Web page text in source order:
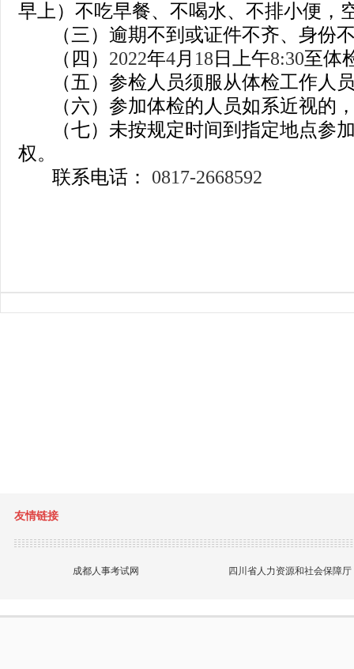
早上）不吃早餐、不喝水、不排小便，
（三）逾期不到或证件不齐、身份
（四） 2022年4月 18 日上午8:30至体
（五）参检人员须服从体检工作人
（六）参加体检的人员如系近视的
（七） 未按规定时间到指定地点参
权。
联系电话：
0817-2668592
友情链接
成都人事考试网 四川省人力资源和社会保障厅